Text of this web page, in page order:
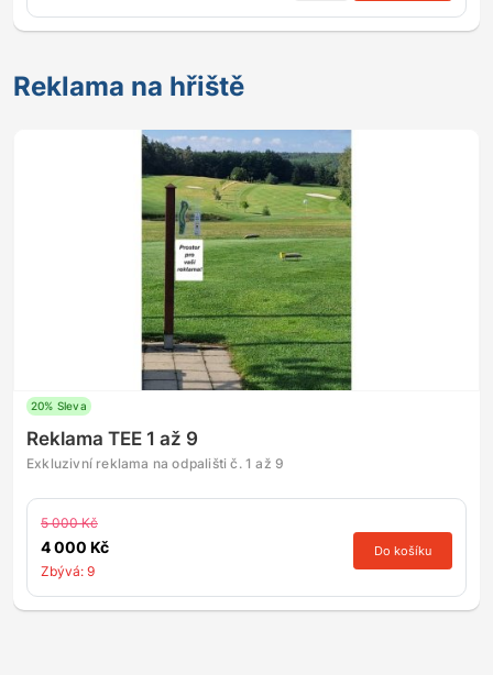
Reklama na hřiště
20% Sleva
Reklama TEE 1 až 9
Exkluzivní reklama na odpališti č. 1 až 9
5 000 Kč
4 000 Kč
Zbývá: 9
Do košíku